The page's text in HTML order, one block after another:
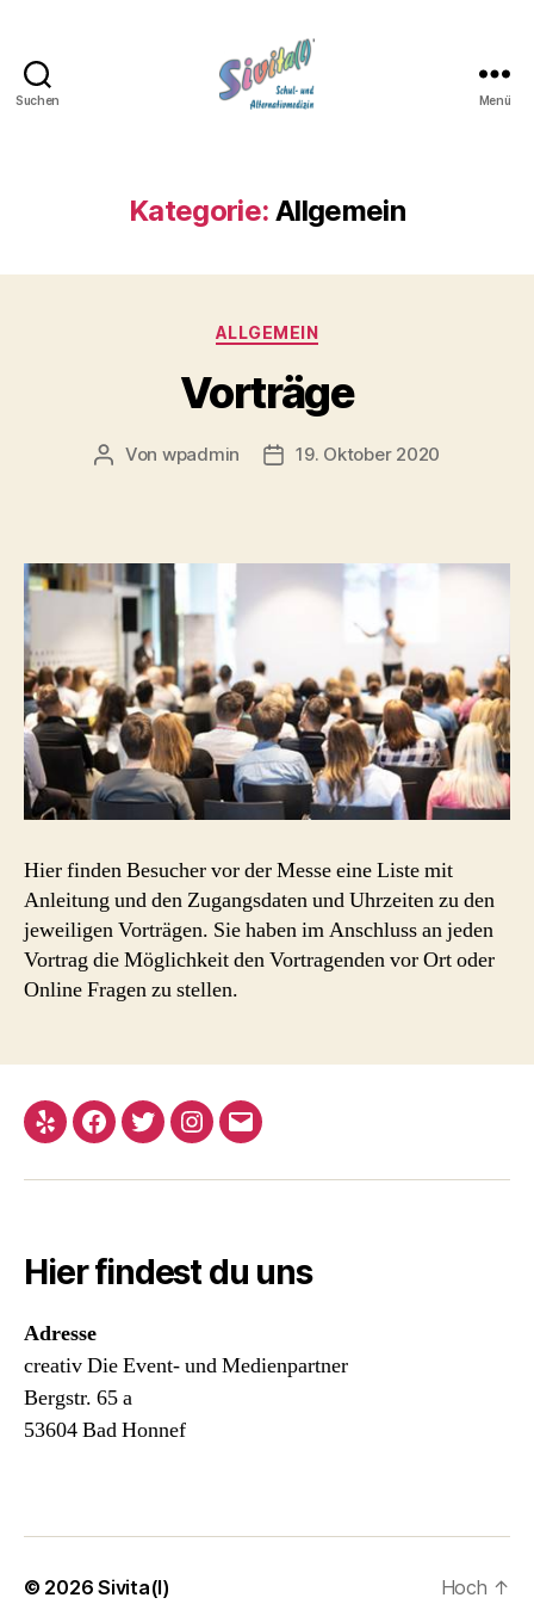
Suchen Menü
Kategorie: Allgemein
Kategorien
ALLGEMEIN
Vorträge
Beitragsautor
Von wpadmin Beitragsdatum
19. Oktober 2020
Hier finden Besucher vor der Messe eine Liste mit
Anleitung und den Zugangsdaten und Uhrzeiten zu den
jeweiligen Vorträgen. Sie haben im Anschluss an jeden
Vortrag die Möglichkeit den Vortragenden vor Ort oder
Online Fragen zu stellen.
Yelp Facebook
TwitterInstagram
E-
Hier findest du uns
Adresse
creativ Die Event- und Medienpartner
Bergstr. 65 a
53604 Bad Honnef
© 2026Sivita(l) Hoch ↑